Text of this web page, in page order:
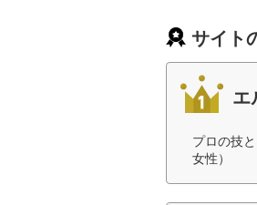
サイト
エ
プロの技
女性）